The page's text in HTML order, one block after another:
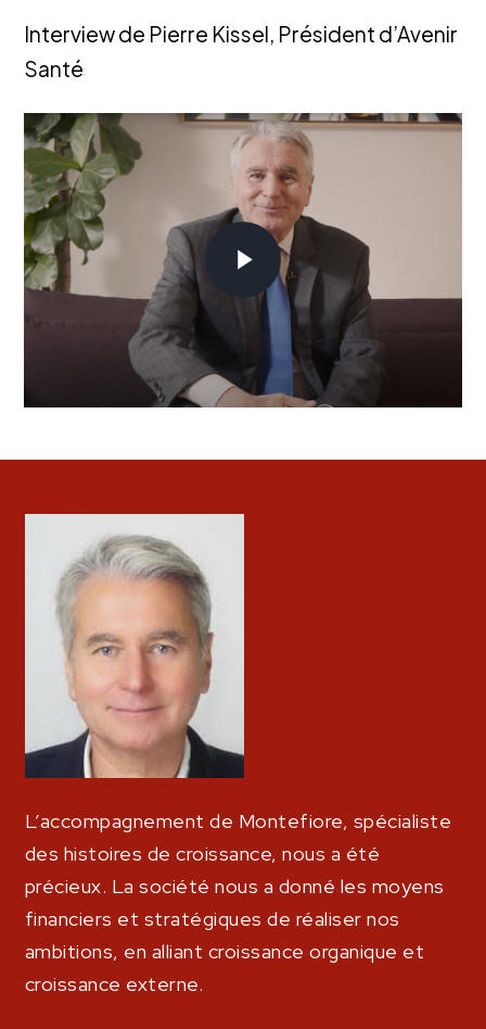
Interview de Pierre Kissel, Président d’Avenir
Santé
Play Video
L’accompagnement de Montefiore, spécialiste
des histoires de croissance, nous a été
précieux. La société nous a donné les moyens
financiers et stratégiques de réaliser nos
ambitions, en alliant croissance organique et
croissance externe.